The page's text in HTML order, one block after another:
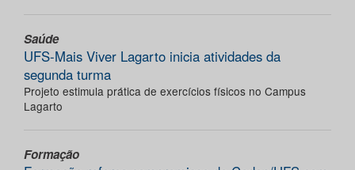
Saúde
UFS-Mais Viver Lagarto inicia atividades da
segunda turma
Projeto estimula prática de exercícios físicos no Campus
Lagarto
Formação